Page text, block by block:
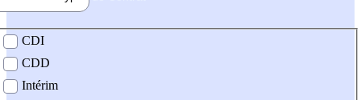
contrat
CDI
CDD
Intérim